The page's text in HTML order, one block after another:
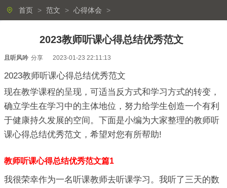
首页 > 范文 > 心得体会 >
2023教师听课心得总结优秀范文
且听风吟 分享 2023-01-23 22:11:13
2023教师听课心得总结优秀范文
现在教学课程的呈现，可适当反方式和学习方式的转变，
确立学生在学习中的主体地位，努力给学生创造一个有利
于健康持久发展的空间。下面是小编为大家整理的教师听
课心得总结优秀范文，希望对您有所帮助!
教师听课心得总结优秀范文篇1
我很荣幸作为一名听课教师去听课学习。我听了三天的数